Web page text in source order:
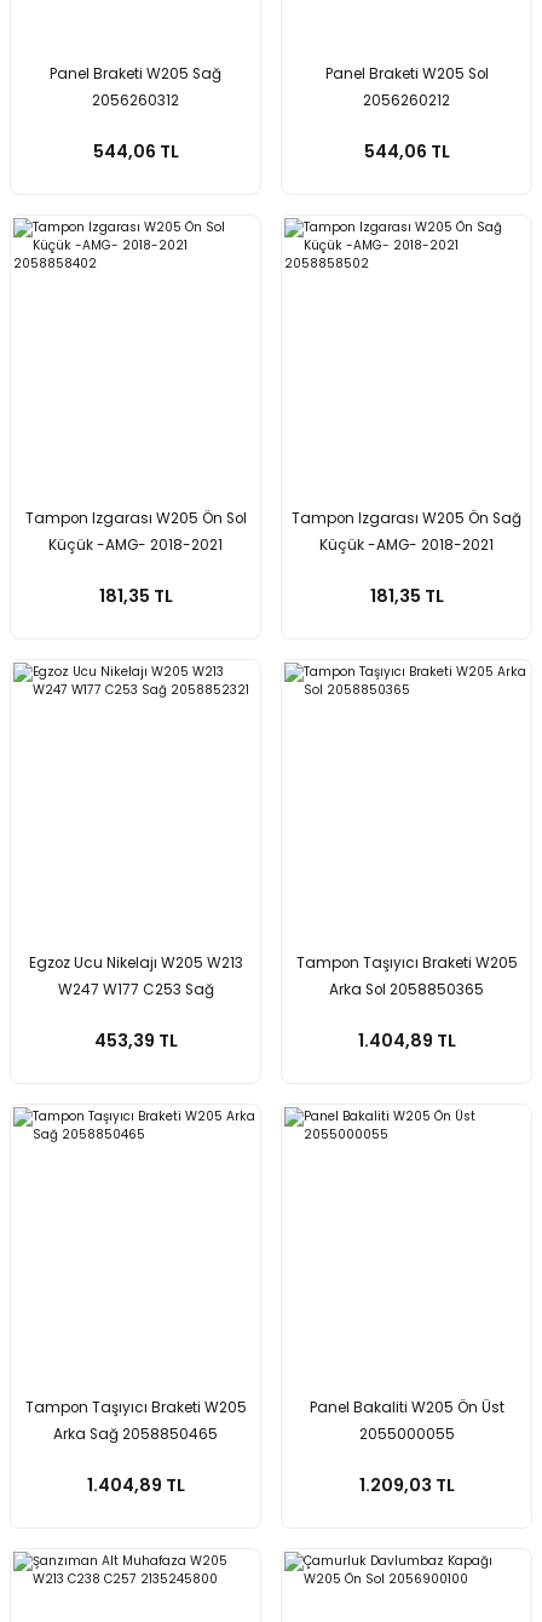
Panel Braketi W205 Sağ
2056260312
544,06 TL
Panel Braketi W205 Sol
2056260212
544,06 TL
Tampon Izgarası W205 Ön Sol
Küçük -AMG- 2018-2021
181,35 TL
Tampon Izgarası W205 Ön Sağ
Küçük -AMG- 2018-2021
181,35 TL
Egzoz Ucu Nikelajı W205 W213
W247 W177 C253 Sağ
453,39 TL
Tampon Taşıyıcı Braketi W205
Arka Sol 2058850365
1.404,89 TL
Tampon Taşıyıcı Braketi W205
Arka Sağ 2058850465
1.404,89 TL
Panel Bakaliti W205 Ön Üst
2055000055
1.209,03 TL